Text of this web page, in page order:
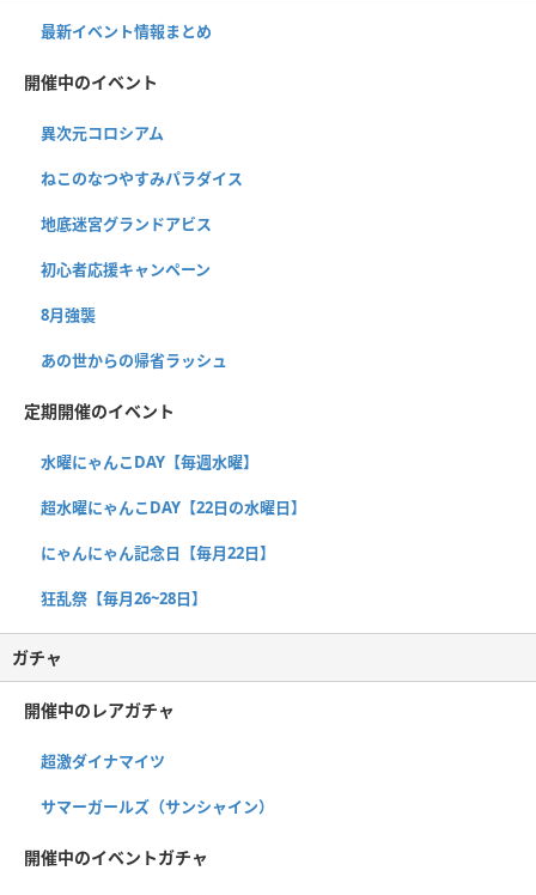
最新イベント情報まとめ
開催中のイベント
異次元コロシアム
ねこのなつやすみパラダイス
地底迷宮グランドアビス
初心者応援キャンペーン
8月強襲
あの世からの帰省ラッシュ
定期開催のイベント
水曜にゃんこDAY【毎週水曜】
超水曜にゃんこDAY【22日の水曜日】
にゃんにゃん記念日【毎月22日】
狂乱祭【毎月26~28日】
ガチャ
開催中のレアガチャ
超激ダイナマイツ
サマーガールズ（サンシャイン）
開催中のイベントガチャ